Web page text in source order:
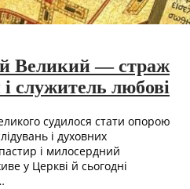
Великий — страж
служитель любові
судилося стати опорою
і духовних
і милосердний
у Церкві й сьогодні